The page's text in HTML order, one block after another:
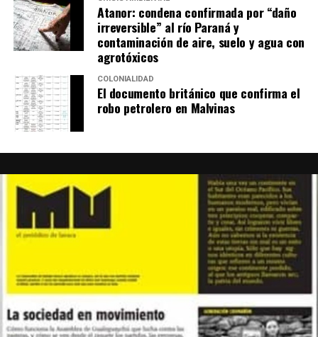
Quizá eso que grita Ni Una Menos sea la providencial
expresión de un acto de fe en ese nosotras que nos
impulsa a salir a las calles de todo el país sin especular
con que esté garantizado de antemano para acudir:
vamos.
Foto: Juan Valeiro/ lavaca.org
Atanor: condena confirmada por “daño
irreversible” al río Paraná y
contaminación de aire, suelo y agua con
agrotóxicos
COLONIALIDAD
El documento británico que confirma el
robo petrolero en Malvinas